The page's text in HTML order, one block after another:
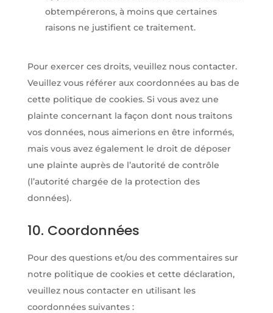
obtempérerons, à moins que certaines
raisons ne justifient ce traitement.
Pour exercer ces droits, veuillez nous contacter.
Veuillez vous référer aux coordonnées au bas de
cette politique de cookies. Si vous avez une
plainte concernant la façon dont nous traitons
vos données, nous aimerions en être informés,
mais vous avez également le droit de déposer
une plainte auprès de l’autorité de contrôle
(l’autorité chargée de la protection des
données).
10. Coordonnées
Pour des questions et/ou des commentaires sur
notre politique de cookies et cette déclaration,
veuillez nous contacter en utilisant les
coordonnées suivantes :